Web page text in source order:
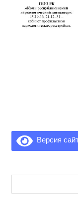
Версия